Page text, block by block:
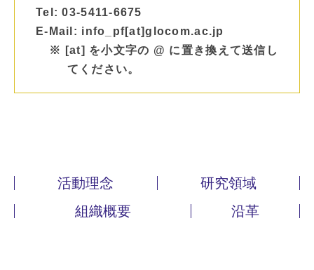
Tel: 03-5411-6675
E-Mail: info_pf[at]glocom.ac.jp
※ [at] を小文字の @ に置き換えて送信し
てください。
活動理念
研究領域
組織概要
沿革